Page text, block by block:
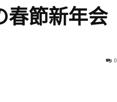
春節新年会
0